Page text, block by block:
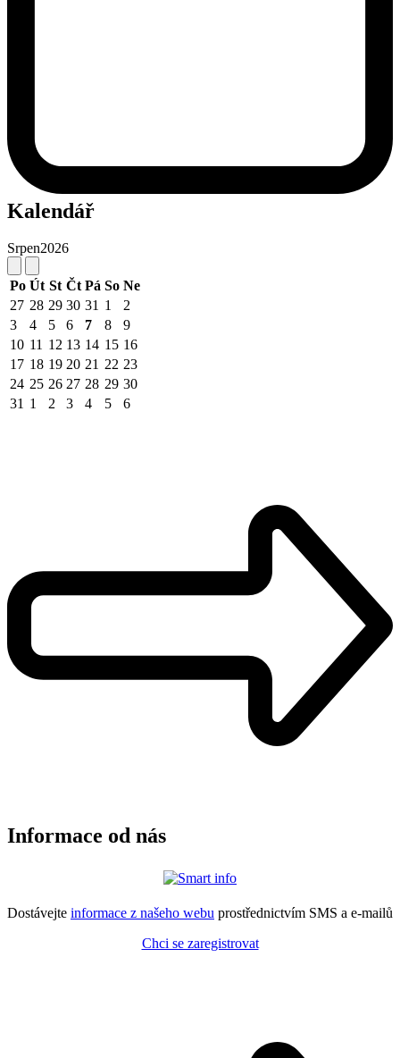
Kalendář
Srpen2026
Po Út St Čt Pá So Ne
27 28 29 30 31 1
2
3
4 5 6 7 8
9
10 11 12 13 14 15 16
17 18 19 20 21 22 23
24 25 26 27 28 29 30
31 1 2 3 4 5 6
Informace od nás
Dostávejte informace z našeho webu prostřednictvím SMS a e-mailů
Chci se zaregistrovat